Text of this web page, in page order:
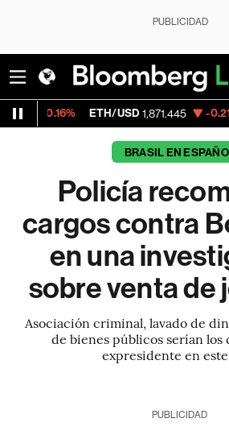
PUBLICIDAD
ETH/USD 1,871.445 -0.21% Visa
BRASIL EN
Policía
cargos contra
en una
sobre venta de
Asociación criminal, lavado de
de bienes públicos serían los
expresidente en
PUBLICIDAD